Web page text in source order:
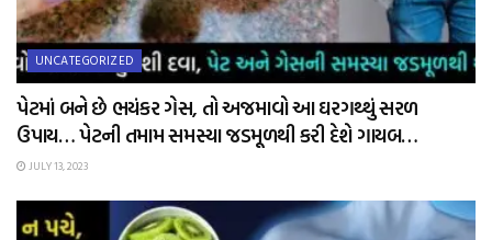
UNCATEGORIZED
પેટમાં બને છે ભયંકર ગેસ, તો અજમાવો આ ઘરગથ્થું સરળ
ઉપાય… પેટની તમામ સમસ્યા જડમૂળથી કરી દેશે ગાયબ…
JULY 13, 2023